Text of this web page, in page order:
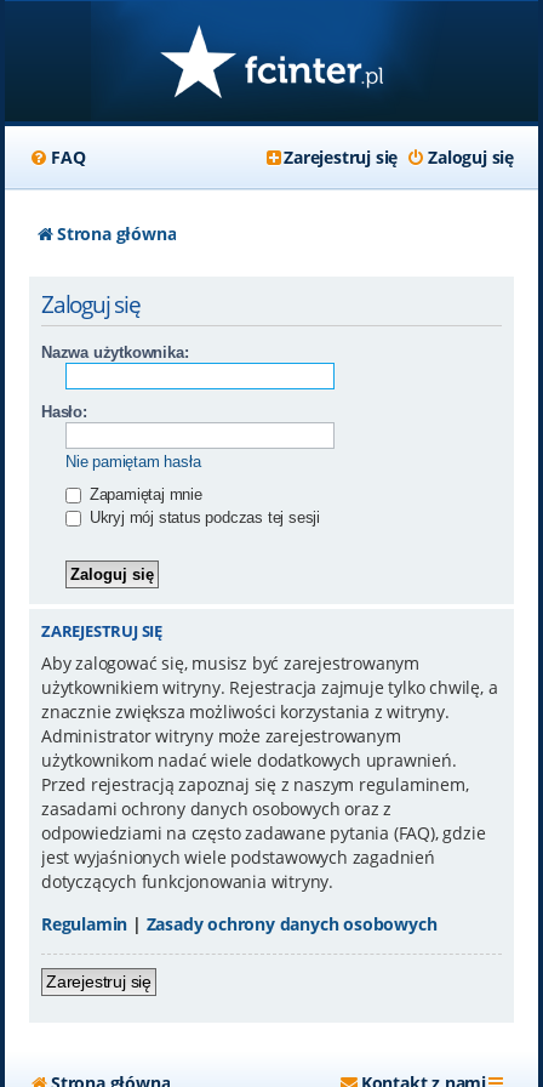
FAQ Zaloguj się
Zarejestruj się
Strona główna
Zaloguj się
Nazwa użytkownika:
Hasło:
Nie pamiętam hasła
Zapamiętaj mnie
Ukryj mój status podczas tej sesji
ZAREJESTRUJ SIĘ
Aby zalogować się, musisz być zarejestrowanym
użytkownikiem witryny. Rejestracja zajmuje tylko chwilę, a
znacznie zwiększa możliwości korzystania z witryny.
Administrator witryny może zarejestrowanym
użytkownikom nadać wiele dodatkowych uprawnień.
Przed rejestracją zapoznaj się z naszym regulaminem,
zasadami ochrony danych osobowych oraz z
odpowiedziami na często zadawane pytania (FAQ), gdzie
jest wyjaśnionych wiele podstawowych zagadnień
dotyczących funkcjonowania witryny.
Regulamin | Zasady ochrony danych osobowych
Zarejestruj się
Strona główna Kontakt z nami